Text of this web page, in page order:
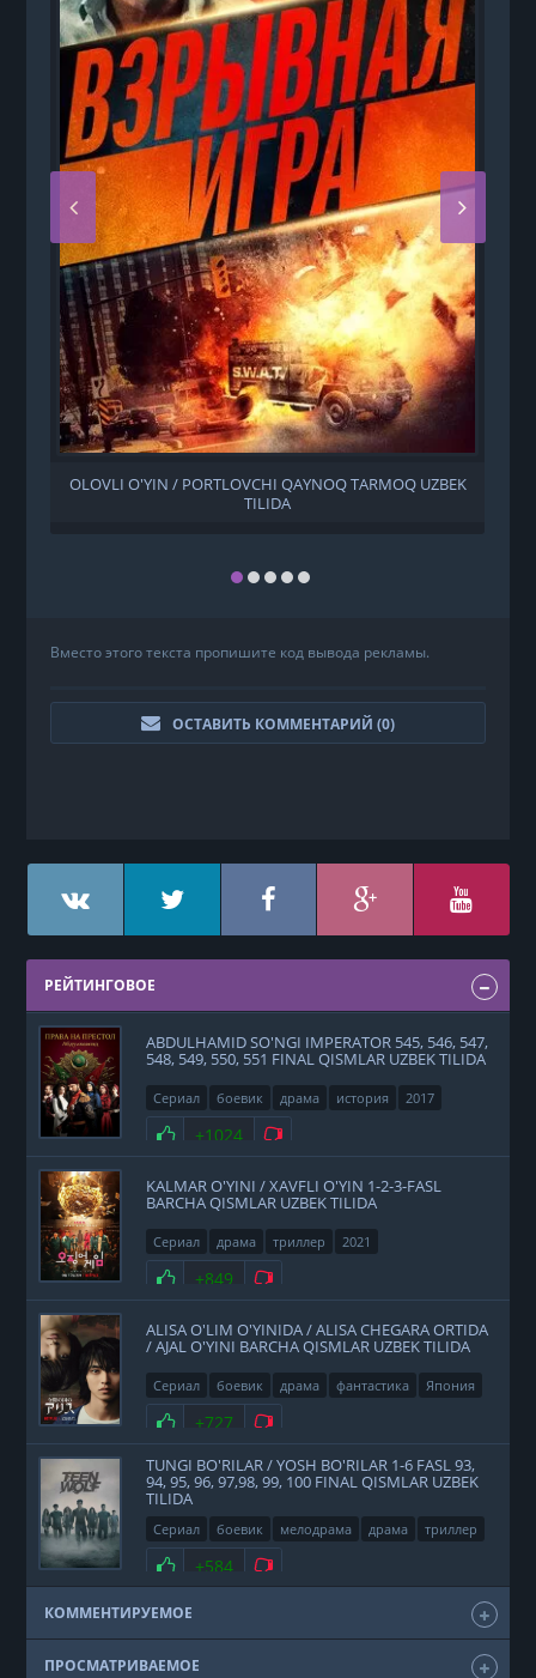
OLOVLI O'YIN / PORTLOVCHI QAYNOQ TARMOQ UZBEK
TILIDA
Вместо этого текста пропишите код вывода рекламы.
ОСТАВИТЬ КОММЕНТАРИЙ (0)
РЕЙТИНГОВОЕ
ABDULHAMID SO'NGI IMPERATOR 545, 546, 547,
548, 549, 550, 551 FINAL QISMLAR UZBEK TILIDA
Сериал боевик драма история 2017
Нравится
+1024 Не нравится
KALMAR O'YINI / XAVFLI O'YIN 1-2-3-FASL
BARCHA QISMLAR UZBEK TILIDA
Сериал драма триллер 2021
Нравится
+849 Не нравится
ALISA O'LIM O'YINIDA / ALISA CHEGARA ORTIDA
/ AJAL O'YINI BARCHA QISMLAR UZBEK TILIDA
Сериал боевик драма фантастика
Япония
2020
Нравится
+727 Не нравится
TUNGI BO'RILAR / YOSH BO'RILAR 1-6 FASL 93,
94, 95, 96, 97,98, 99, 100 FINAL QISMLAR UZBEK
TILIDA
Сериал боевик мелодрама драма
триллер
фэнтези
США 2011
Нравится
+584 Не нравится
КОММЕНТИРУЕМОЕ
ПРОСМАТРИВАЕМОЕ